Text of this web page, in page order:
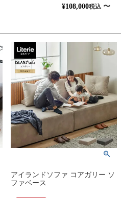
¥108,000税込 〜
アイランドソファ コアガリー ソ
ファベース